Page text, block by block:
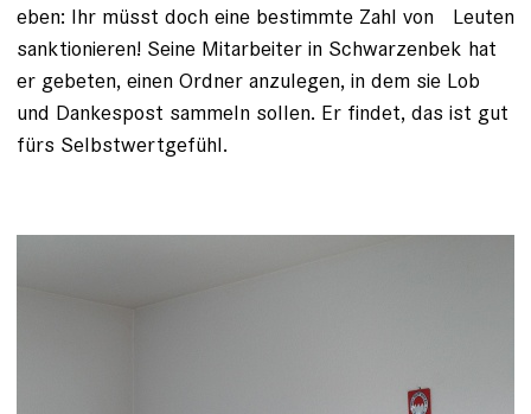
eben: Ihr müsst doch eine bestimmte Zahl von Leuten
sanktionieren! Seine Mitarbeiter in Schwarzenbek hat
er gebeten, einen Ordner anzulegen, in dem sie Lob
und Dankespost sammeln sollen. Er findet, das ist gut
fürs Selbstwertgefühl.